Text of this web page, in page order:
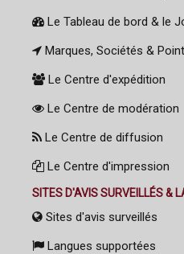
Le Tableau de bord & le
Marques, Sociétés &
Le Centre d'expédition
Le Centre de modération
Le Centre de diffusion
Le Centre d'impression
SITES D'AVIS SURVEILLÉS &
Sites d'avis surveillés
Langues supportées